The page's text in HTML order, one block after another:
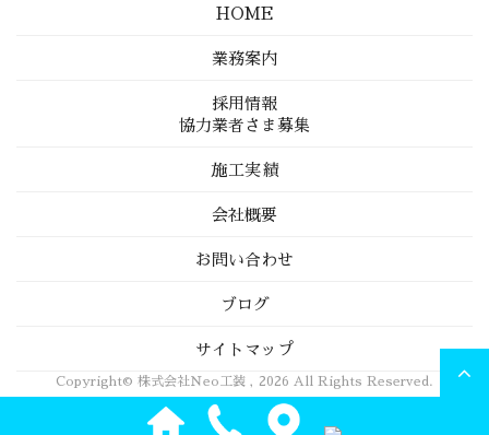
HOME
業務案内
採用情報
協力業者さま募集
施工実績
会社概要
お問い合わせ
ブログ
サイトマップ
Copyright© 株式会社Ｎeo工装 , 2026 All Rights Reserved.